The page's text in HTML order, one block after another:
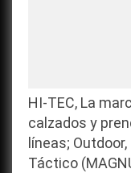
HI-TEC, La
calzados y
líneas;
Táctico